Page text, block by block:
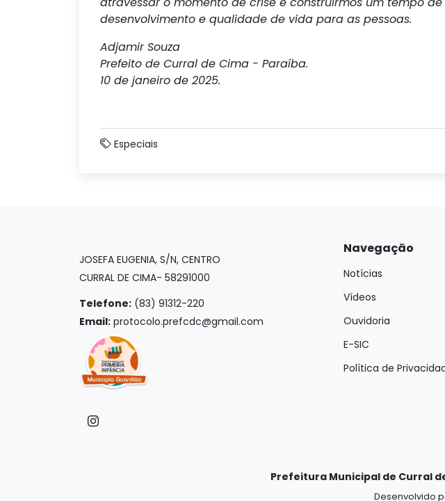
desenvolvimento e qualidade de vida para as pessoas.
Adjamir Souza
Prefeito de Curral de Cima - Paraíba.
10 de janeiro de 2025.
Especiais
JOSEFA EUGENIA, S/N, CENTRO
CURRAL DE CIMA- 58291000
Telefone: (83) 91312-220
Email: protocolo.prefcdc@gmail.com
Navegação
Notícias
Vídeos
Ouvidoria
E-SIC
Política de
Prefeitura Municipal de Curral
Desenvolvido